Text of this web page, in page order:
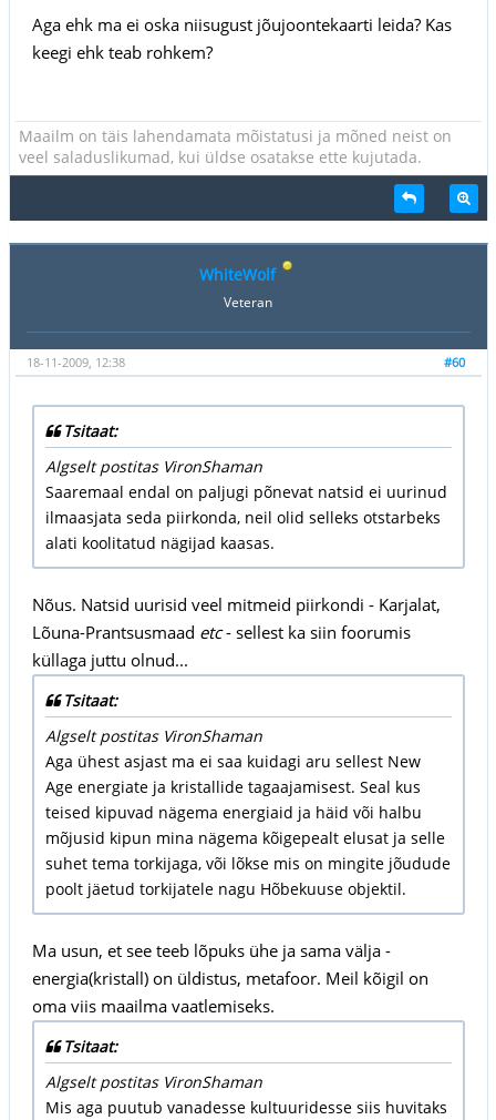
Aga ehk ma ei oska niisugust jõujoontekaarti leida? Kas
keegi ehk teab rohkem?
Maailm on täis lahendamata mõistatusi ja mõned neist on
veel saladuslikumad, kui üldse osatakse ette kujutada.
WhiteWolf
Veteran
#60
18-11-2009, 12:38
Tsitaat:
Algselt postitas VironShaman
Saaremaal endal on paljugi põnevat natsid ei uurinud
ilmaasjata seda piirkonda, neil olid selleks otstarbeks
alati koolitatud nägijad kaasas.
Nõus. Natsid uurisid veel mitmeid piirkondi - Karjalat,
Lõuna-Prantsusmaad etc- sellest ka siin foorumis
küllaga juttu olnud...
Tsitaat:
Algselt postitas VironShaman
Aga ühest asjast ma ei saa kuidagi aru sellest New
Age energiate ja kristallide tagaajamisest. Seal kus
teised kipuvad nägema energiaid ja häid või halbu
mõjusid kipun mina nägema kõigepealt elusat ja selle
suhet tema torkijaga, või lõkse mis on mingite jõudude
poolt jäetud torkijatele nagu Hõbekuuse objektil.
Ma usun, et see teeb lõpuks ühe ja sama välja -
energia(kristall) on üldistus, metafoor. Meil kõigil on
oma viis maailma vaatlemiseks.
Tsitaat:
Algselt postitas VironShaman
Mis aga puutub vanadesse kultuuridesse siis huvitaks